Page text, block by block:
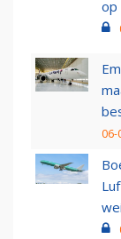
op
06-